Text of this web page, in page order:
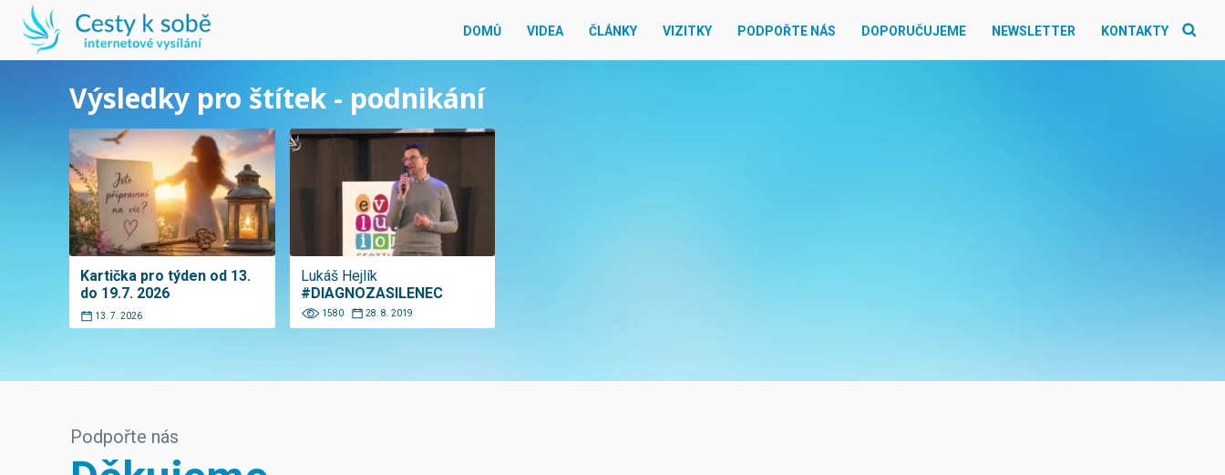
DOMŮ VIDEA ČLÁNKY VIZITKY PODPOŘTE NÁS DOPORUČUJEME NEWSLETTER KONTAKTY
Výsledky pro štítek - podnikání
Kartička pro týden od 13.
do 19.7. 2026
13. 7. 2026
Lukáš Hejlík
#DIAGNOZASILENEC
1580 28. 8. 2019
Podpořte nás